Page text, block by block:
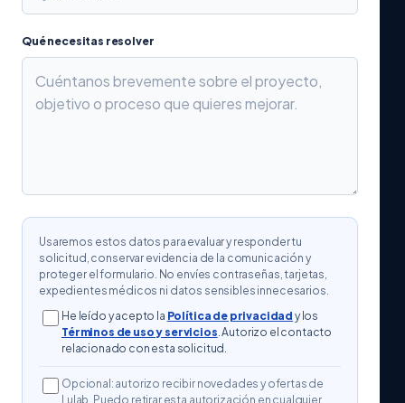
Qué necesitas resolver
Usaremos estos datos para evaluar y responder tu
solicitud, conservar evidencia de la comunicación y
proteger el formulario. No envíes contraseñas, tarjetas,
expedientes médicos ni datos sensibles innecesarios.
He leído y acepto la Política de privacidad y los
Términos de uso y servicios. Autorizo el contacto
relacionado con esta solicitud.
Opcional: autorizo recibir novedades y ofertas de
Lulab. Puedo retirar esta autorización en cualquier